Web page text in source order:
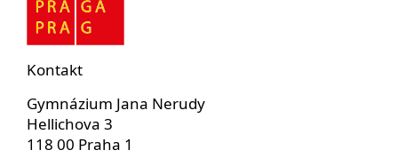
Kontakt
Gymnázium Jana Nerudy
Hellichova 3
118 00 Praha 1